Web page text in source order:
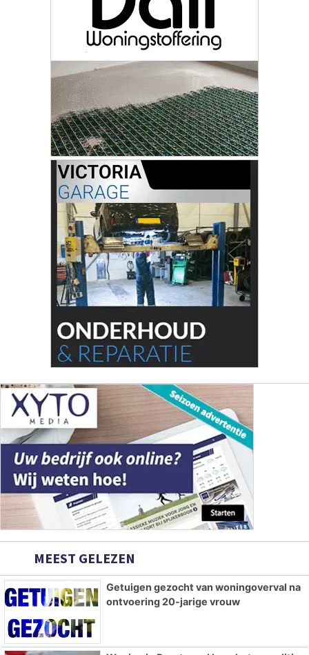
MEEST GELEZEN
Getuigen gezocht van woningoverval na
ontvoering 20-jarige vrouw